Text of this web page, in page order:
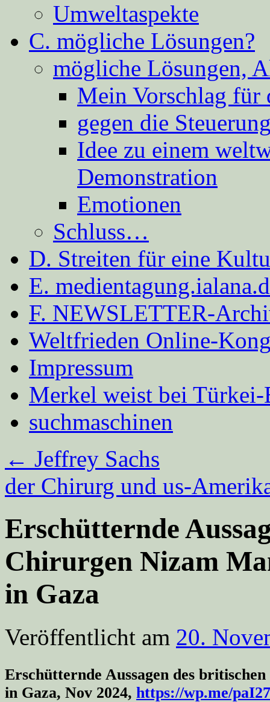
Umweltaspekte
C. mögliche Lösungen?
mögliche Lösungen,
Mein Vorschlag für
gegen die
Idee zu einem
Demonstration
Emotionen
Schluss…
D. Streiten für eine
E.
F. NEWSLETTER-
Weltfrieden Online-
Impressum
Merkel weist bei
suchmaschinen
← Jeffrey Sachs
der Chirurg und us-
Erschütternde
Chirurgen Nizam
in Gaza
Veröffentlicht am 20.
Erschütternde Aussagen des
in Gaza, Nov 2024, https://wp.me/